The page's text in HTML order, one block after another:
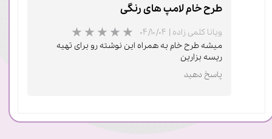
طرح خام لامپ های رنگی
ویانا کلمی زاده | ۰۴/۱۰/۰۴
میشه طرح خام به همراه این نوشته رو برای تهیه
ریسه بزارین
پاسخ دهید